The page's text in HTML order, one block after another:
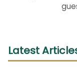
Latest